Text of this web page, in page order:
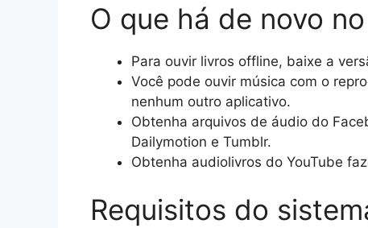
O que há de novo
Para ouvir livros offline, baixe a
Você pode ouvir música com o
nenhum outro aplicativo.
Obtenha arquivos de áudio do
Dailymotion e Tumblr.
Obtenha audiolivros do YouTube
Requisitos do